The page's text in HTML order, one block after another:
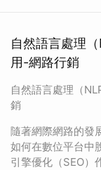
自然語言處理
用-網路行銷
自然語言處理（
銷
隨著網際網路的發
如何在數位平台中
引擎優化（SEO）